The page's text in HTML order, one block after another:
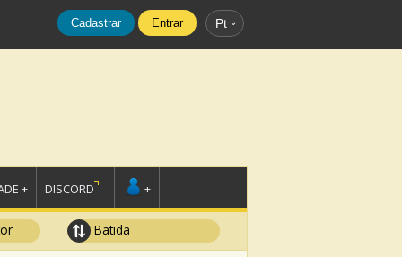
Cadastrar Entrar Pt
+ DISCORD +
Batida